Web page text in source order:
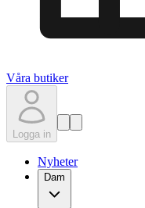
Våra butiker
Logga in
Nyheter
Dam